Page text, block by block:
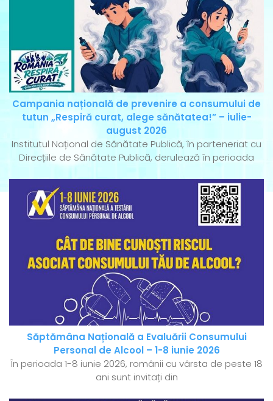
Campania națională de prevenire a consumului de
tutun „Respiră curat, alege sănătatea!” – iulie-
august 2026
Institutul Național de Sănătate Publică, în parteneriat cu
Direcțiile de Sănătate Publică, derulează în perioada
Săptămâna Națională a Evaluării Consumului
Personal de Alcool – 1-8 iunie 2026
În perioada 1-8 iunie 2026, românii cu vârsta de peste 18
ani sunt invitați din